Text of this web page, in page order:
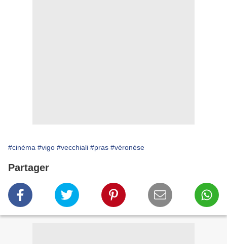
#cinéma #vigo #vecchiali #pras #véronèse
Partager